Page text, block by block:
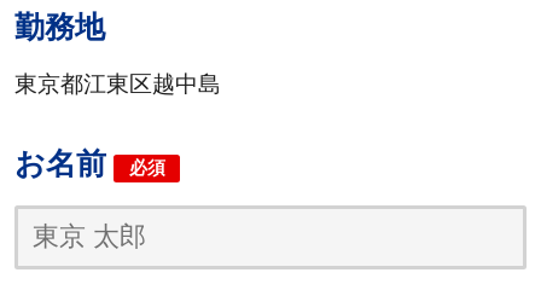
勤務地
東京都江東区越中島
お名前 必須